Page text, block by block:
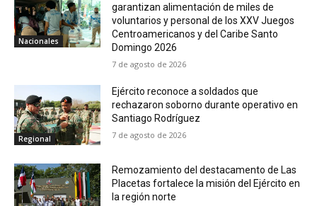
Nacionales
garantizan alimentación de miles de
voluntarios y personal de los XXV Juegos
Centroamericanos y del Caribe Santo
Domingo 2026
7 de agosto de 2026
Regional
Ejército reconoce a soldados que
rechazaron soborno durante operativo en
Santiago Rodríguez
7 de agosto de 2026
Remozamiento del destacamento de Las
Placetas fortalece la misión del Ejército en
la región norte